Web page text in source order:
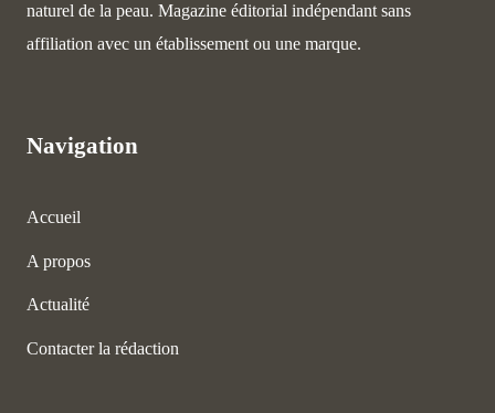
naturel de la peau. Magazine éditorial indépendant sans
affiliation avec un établissement ou une marque.
Navigation
Accueil
A propos
Actualité
Contacter la rédaction